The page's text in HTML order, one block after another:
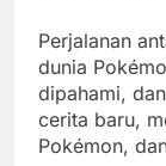
Perjalanan
dunia
dipahami,
cerita baru,
Pokémon,